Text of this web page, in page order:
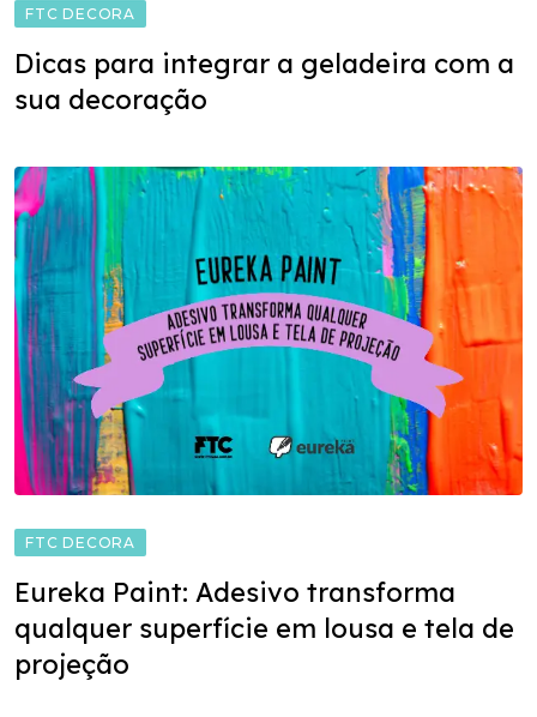
FTC DECORA
Dicas para integrar a geladeira com a
sua decoração
FTC DECORA
Eureka Paint: Adesivo transforma
qualquer superfície em lousa e tela de
projeção